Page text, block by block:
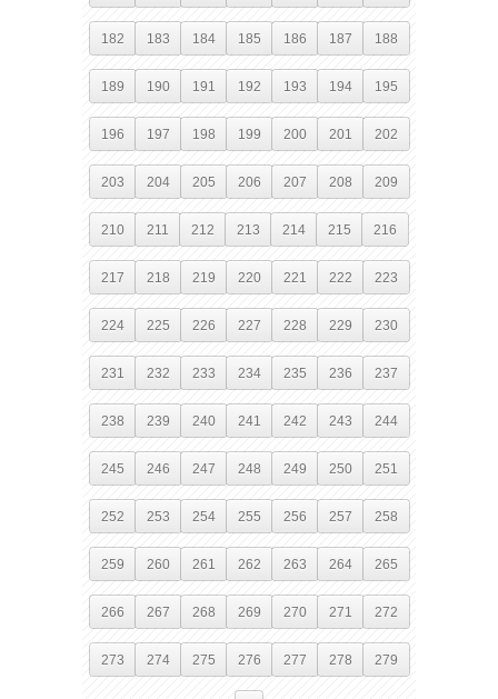
182 183 184 185 186 187 188
189 190 191 192 193 194 195
196 197 198 199 200 201 202
203 204 205 206 207 208 209
210 211 212 213 214 215 216
217 218 219 220 221 222 223
224 225 226 227 228 229 230
231 232 233 234 235 236 237
238 239 240 241 242 243 244
245 246 247 248 249 250 251
252 253 254 255 256 257 258
259 260 261 262 263 264 265
266 267 268 269 270 271 272
273 274 275 276 277 278 279